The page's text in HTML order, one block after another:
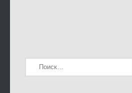
Найти: